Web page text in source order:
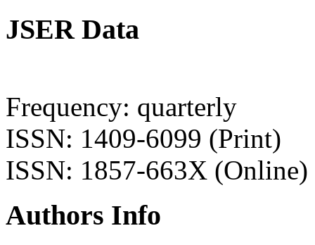
JSER Data
Frequency: quarterly
ISSN: 1409-6099 (Print)
ISSN: 1857-663X (Online)
Authors Info